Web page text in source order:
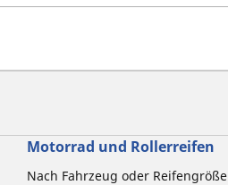
Motorrad und Rollerreifen
Nach Fahrzeug oder Reifengröße